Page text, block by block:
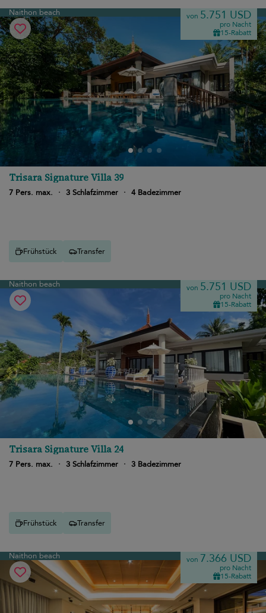
Naithon beach von 5.751 USD
pro Nacht
15-Rabatt
Trisara Signature Villa 39
7 Pers. max. · 3 Schlafzimmer · 4 Badezimmer
Frühstück Transfer
Naithon beach von 5.751 USD
pro Nacht
15-Rabatt
Trisara Signature Villa 24
7 Pers. max. · 3 Schlafzimmer · 3 Badezimmer
Frühstück Transfer
Naithon beach von 7.366 USD
pro Nacht
15-Rabatt